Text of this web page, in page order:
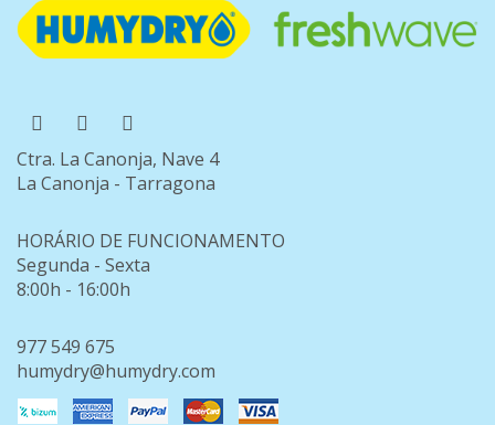
Ctra. La Canonja, Nave 4
La Canonja - Tarragona
HORÁRIO DE FUNCIONAMENTO
Segunda - Sexta
8:00h - 16:00h
977 549 675
humydry@humydry.com